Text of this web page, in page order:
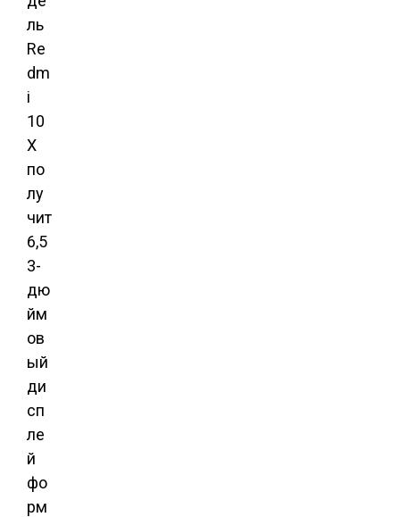
ль
Re
dm
i
10
X
по
лу
чит
6,5
3-
дю
йм
ов
ый
ди
сп
ле
й
фо
рм